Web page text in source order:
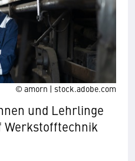
© amorn | stock.adobe.com
und Lehrlinge